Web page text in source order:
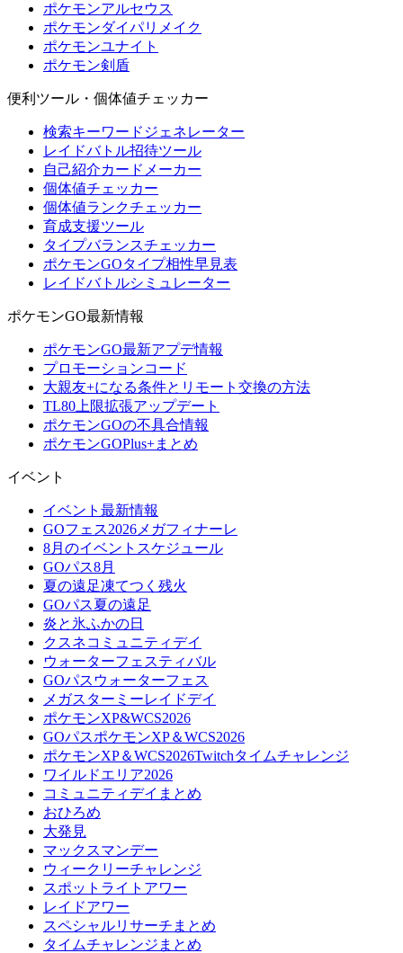
ポケモンアルセウス
ポケモンダイパリメイク
ポケモンユナイト
ポケモン剣盾
便利ツール・個体値チェッカー
検索キーワードジェネレーター
レイドバトル招待ツール
自己紹介カードメーカー
個体値チェッカー
個体値ランクチェッカー
育成支援ツール
タイプバランスチェッカー
ポケモンGOタイプ相性早見表
レイドバトルシミュレーター
ポケモンGO最新情報
ポケモンGO最新アプデ情報
プロモーションコード
大親友+になる条件とリモート交換の方法
TL80上限拡張アップデート
ポケモンGOの不具合情報
ポケモンGOPlus+まとめ
イベント
イベント最新情報
GOフェス2026メガフィナーレ
8月のイベントスケジュール
GOパス8月
夏の遠足凍てつく残火
GOパス夏の遠足
炎と氷ふかの日
クスネコミュニティデイ
ウォーターフェスティバル
GOパスウォーターフェス
メガスターミーレイドデイ
ポケモンXP&WCS2026
GOパスポケモンXP＆WCS2026
ポケモンXP＆WCS2026Twitchタイムチャレンジ
ワイルドエリア2026
コミュニティデイまとめ
おひろめ
大発見
マックスマンデー
ウィークリーチャレンジ
スポットライトアワー
レイドアワー
スペシャルリサーチまとめ
タイムチャレンジまとめ